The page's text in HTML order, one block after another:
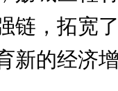
链，拓宽
新的经济